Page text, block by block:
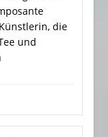
die
und